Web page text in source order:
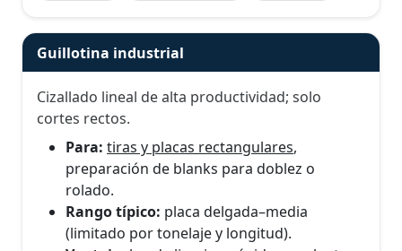
Guillotina industrial
Cizallado lineal de alta productividad; solo
cortes rectos.
Para: tiras y placas rectangulares,
preparación de blanks para doblez o
rolado.
Rango típico: placa delgada–media
(limitado por tonelaje y longitud).